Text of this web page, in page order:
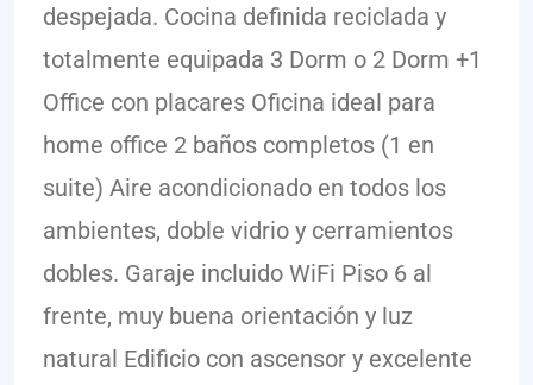
despejada. Cocina definida reciclada y
totalmente equipada 3 Dorm o 2 Dorm +1
Office con placares Oficina ideal para
home office 2 baños completos (1 en
suite) Aire acondicionado en todos los
ambientes, doble vidrio y cerramientos
dobles. Garaje incluido WiFi Piso 6 al
frente, muy buena orientación y luz
natural Edificio con ascensor y excelente